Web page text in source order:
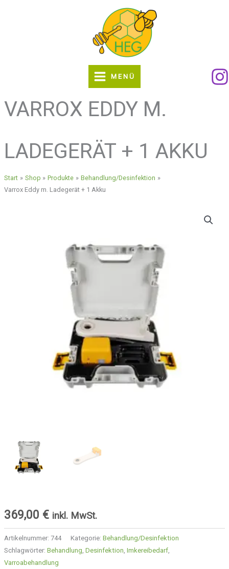
MENÜ
VARROX EDDY M.
LADEGERÄT + 1 AKKU
Start Shop Produkte
Behandlung/Desinfektion
Varrox Eddy m. Ladegerät + 1 Akku
369,00 € inkl. MwSt.
Artikelnummer: 744 Kategorie: Behandlung/Desinfektion
Schlagwörter: Behandlung Desinfektion Imkereibedarf,
Varroabehandlung